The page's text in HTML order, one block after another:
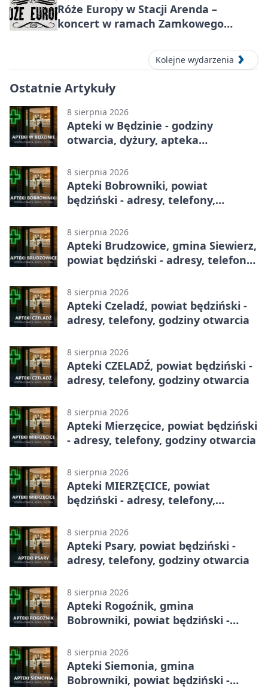
Róże Europy w Stacji Arenda –
koncert w ramach Zamkowego
Kolejne wydarzenia
Ostatnie Artykuły
8 sierpnia 2026
Apteki w Będzinie - godziny
otwarcia, dyżury, apteka
8 sierpnia 2026
Apteki Bobrowniki, powiat
będziński - adresy, telefony,
8 sierpnia 2026
Apteki Brudzowice, gmina Siewierz,
powiat będziński - adresy, telefony,
8 sierpnia 2026
Apteki Czeladź, powiat będziński -
adresy, telefony, godziny otwarcia
8 sierpnia 2026
Apteki CZELADŹ, powiat będziński -
adresy, telefony, godziny otwarcia
8 sierpnia 2026
Apteki Mierzęcice, powiat będziński
- adresy, telefony, godziny otwarcia
8 sierpnia 2026
Apteki MIERZĘCICE, powiat
będziński - adresy, telefony,
8 sierpnia 2026
Apteki Psary, powiat będziński -
adresy, telefony, godziny otwarcia
8 sierpnia 2026
Apteki Rogoźnik, gmina
Bobrowniki, powiat będziński -
8 sierpnia 2026
Apteki Siemonia, gmina
Bobrowniki, powiat będziński -